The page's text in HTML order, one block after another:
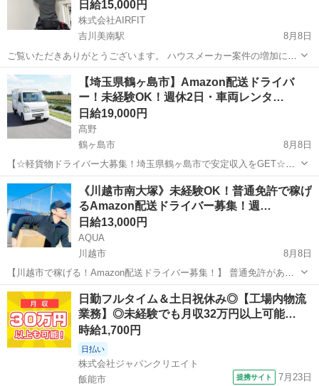
日給15,000円
株式会社AIRFIT
吉川美南駅
8月8日
ご覧いただきありがとうございます。 ハウスメーカー案件の増加に伴
い、エアコン工事スタッフを募集しています。 最初はアルバイトとし
て働いていただき、1か月以内に基本的なエアコン工事を覚えられるよ
う丁寧に指導します。 技術...
埼玉 吉川市 吉川美南駅 その他 業務委託
【埼玉県鶴ヶ島市】Amazon配送ドライバ
ー！未経験OK！週休2日・車両レンタ…
日給19,000円
髙野
鶴ヶ島市
8月8日
【☆軽貨物ドライバー大募集！埼玉県鶴ヶ島市で安定収入をGET☆】
普通免許があれば未経験OK！【充実の研修制度】で安心スタート♪個
人宅への軽量荷物配送がメインなので、体力に自信がない方や女性も
活躍できます！✨直行直帰OK、...
埼玉 鶴ヶ島市 ドライバー Amazon
《川越市南大塚》未経験OK！普通免許で稼げ
るAmazon配送ドライバー募集！週…
日給13,000円
AQUA
川越市
8月8日
【川越市で稼げる！Amazon配送ドライバー募集！】 普通免許があれ
ば未経験OK！☆軽貨物配送のお仕事です♪ 【充実の研修制度】で安心
スタート！横乗り指導もありますよ。 ☆プライベートも充実！週休2
日制で【希望月収】も...
埼玉 川越市 ドライバー Amazon
日勤フルタイム＆土日祝休み◎【工場内物流
業務】◎未経験でも月収32万円以上可能…
時給1,700円
日払い
株式会社ジャパンクリエイト
飯能市
提携サイト 7月23日